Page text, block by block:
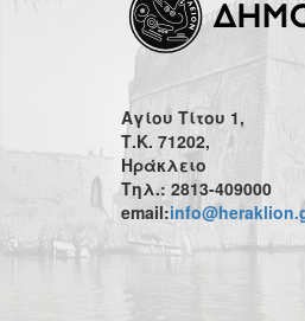
Αγίου Τίτου 1,
Τ.Κ. 71202,
Ηράκλειο
Τηλ.: 2813-409000
email: